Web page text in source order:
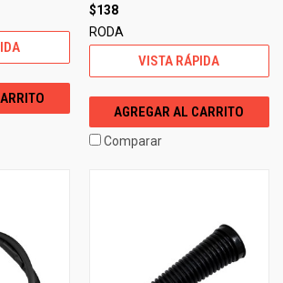
$138
RODA
VISTA RÁPIDA
AGREGAR AL CARRITO
Comparar